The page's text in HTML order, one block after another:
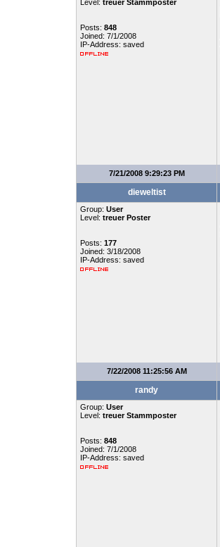
Level: treuer Stammposter
Posts: 848
Joined: 7/1/2008
IP-Address: saved
7/21/2008 9:29:23 PM
dieweltist
Group: User
Level: treuer Poster
Posts: 177
Joined: 3/18/2008
IP-Address: saved
7/22/2008 11:25:56 AM
randy
Group: User
Level: treuer Stammposter
Posts: 848
Joined: 7/1/2008
IP-Address: saved